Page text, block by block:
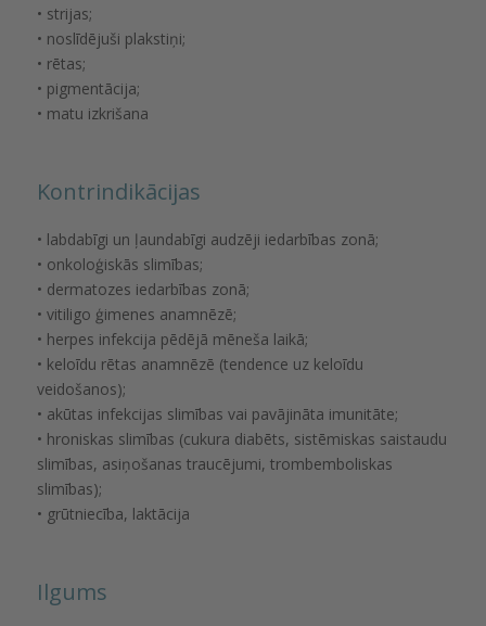
• strijas;
• noslīdējuši plakstiņi;
• rētas;
• pigmentācija;
• matu izkrišana
Kontrindikācijas
• labdabīgi un ļaundabīgi audzēji iedarbības zonā;
• onkoloģiskās slimības;
• dermatozes iedarbības zonā;
• vitiligo ģimenes anamnēzē;
• herpes infekcija pēdējā mēneša laikā;
• keloīdu rētas anamnēzē (tendence uz keloīdu
veidošanos);
• akūtas infekcijas slimības vai pavājināta imunitāte;
• hroniskas slimības (cukura diabēts, sistēmiskas saistaudu
slimības, asiņošanas traucējumi, trombemboliskas
slimības);
• grūtniecība, laktācija
Ilgums